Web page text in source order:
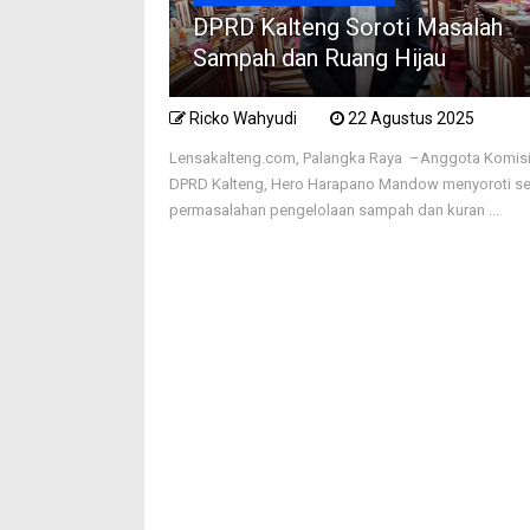
DPRD Kalteng Soroti Masalah
Sampah dan Ruang Hijau
Ricko Wahyudi 22 Agustus 2025
Lensakalteng.com, Palangka Raya –Anggota Komisi
DPRD Kalteng, Hero Harapano Mandow menyoroti
permasalahan pengelolaan sampah dan kuran ...